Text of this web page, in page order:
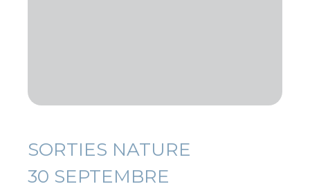
SORTIES NATURE
30 SEPTEMBRE